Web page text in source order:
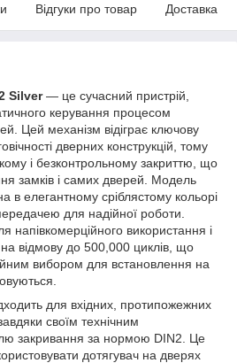
Відгуки про товар Доставка
Silver— це сучасний пристрій,
керування процесом
Цей механізм відіграє ключову
дверних конструкцій, тому
і безконтрольному закриттю, що
замків і самих дверей. Модель
в елегантному сріблястому кольорі
для надійної роботи.
напівкомерційного використання і
відмову до 500,000 циклів, що
вибором для встановлення на
для вхідних, протипожежних
своїм технічним
закривання за нормою DIN2. Це
дотягувач на дверях